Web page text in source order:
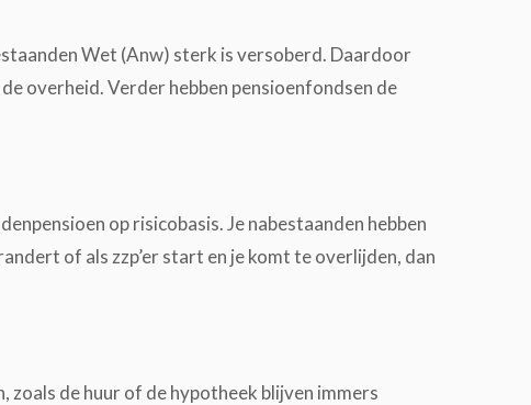
Wet (Anw) sterk is versoberd. Daardoor
overheid. Verder hebben pensioenfondsen de
op risicobasis. Je nabestaanden hebben
of als zzp’er start en je komt te overlijden, dan
de huur of de hypotheek blijven immers